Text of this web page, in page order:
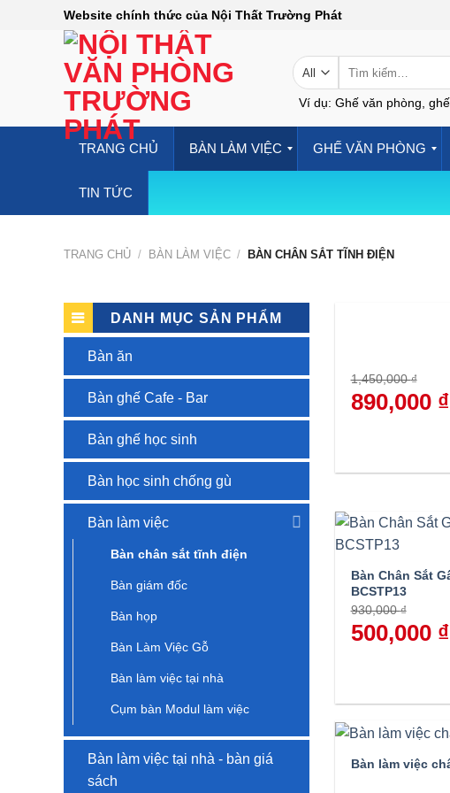
Website chính thức của Nội Thất Trường Phát
kiếm:
Ví dụ: Ghế văn phòng,
TRANG CHỦ BÀN LÀM VIỆC GHẾ VĂN PHÒNG
TIN TỨC
TRANG CHỦ / BÀN LÀM VIỆC / BÀN CHÂN SẮT TĨNH ĐIỆN
DANH MỤC SẢN PHẨM
Bàn ăn
Bàn ghế Cafe - Bar
Bàn ghế học sinh
Bàn học sinh chống gù
Bàn làm việc
Bàn chân sắt tĩnh điện
Bàn giám đốc
Bàn họp
Bàn Làm Việc Gỗ
Bàn làm việc tại nhà
Cụm bàn Modul làm việc
Bàn làm việc tại nhà - bàn giá
sách
1,450,000₫
Giá
gốc
890,000 ₫
Bàn Chân Sắt
BCSTP13
930,000₫
Giá
gốc
500,000 ₫
Bàn làm việc